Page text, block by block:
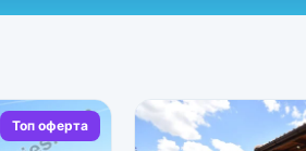
Топ оферта